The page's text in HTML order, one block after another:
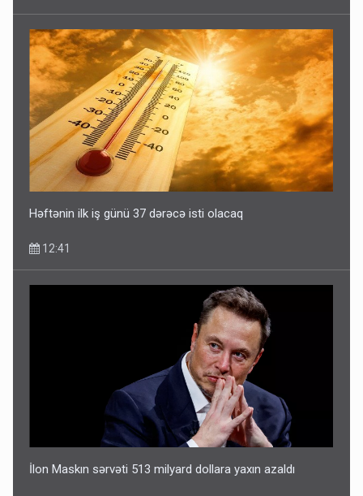
Həftənin ilk iş günü 37 dərəcə isti olacaq
12:41
İlon Maskın sərvəti 513 milyard dollara yaxın azaldı